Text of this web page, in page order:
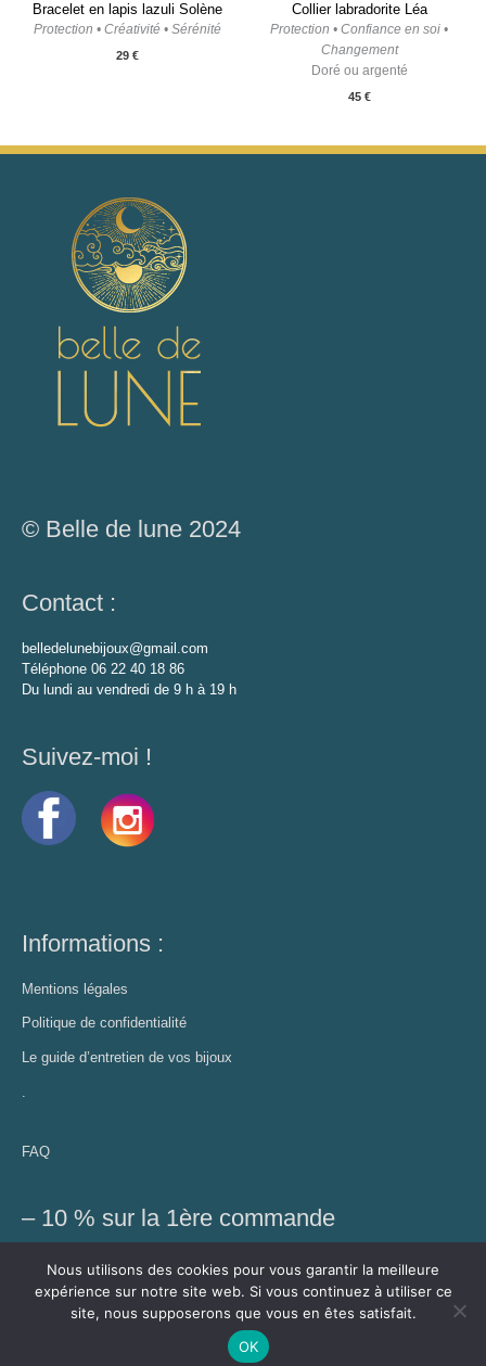
Bracelet en lapis lazuli Solène
Protection • Créativité • Sérénité
29 €
Collier labradorite Léa
Protection • Confiance en soi •
Changement
Doré ou argenté
45 €
© Belle de lune 2024
Contact :
belledelunebijoux@gmail.com
Téléphone 06 22 40 18 86
Du lundi au vendredi de 9 h à 19 h
Suivez-moi !
Informations :
Mentions légales
Politique de confidentialité
Le guide d’entretien de vos bijoux
FAQ
– 10 % sur la 1ère commande
Profitez de cette réduction et recevez des conseils bien-être,
découvrez les nouveautés et autres exclusivités
Nous utilisons des cookies pour vous garantir la meilleure
expérience sur notre site web. Si vous continuez à utiliser ce
site, nous supposerons que vous en êtes satisfait.
OK